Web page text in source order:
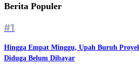
Berita Populer
#1
Hingga Empat Minggu, Upah Buruh
Diduga Belum Dibayar